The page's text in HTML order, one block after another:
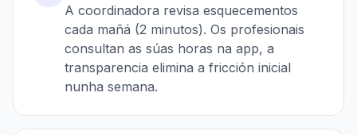
A coordinadora revisa esquecementos
cada mañá (2 minutos). Os profesionais
consultan as súas horas na app, a
transparencia elimina a fricción inicial
nunha semana.